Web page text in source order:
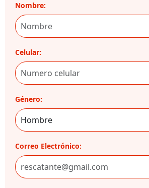
Nombre:
Celular:
Género:
Correo Electrónico: